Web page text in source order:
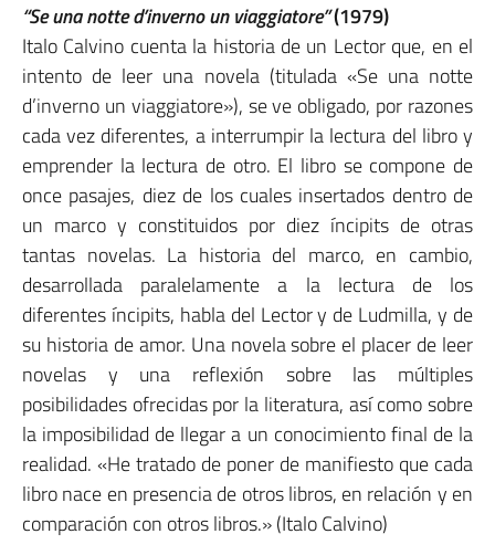
“Se una notte d’inverno un viaggiatore”(1979)
Italo Calvino cuenta la historia de un Lector que, en el
intento de leer una novela (titulada «Se una notte
d’inverno un viaggiatore»), se ve obligado, por razones
cada vez diferentes, a interrumpir la lectura del libro y
emprender la lectura de otro. El libro se compone de
once pasajes, diez de los cuales insertados dentro de
un marco y constituidos por diez íncipits de otras
tantas novelas. La historia del marco, en cambio,
desarrollada paralelamente a la lectura de los
diferentes íncipits, habla del Lector y de Ludmilla, y de
su historia de amor. Una novela sobre el placer de leer
novelas y una reflexión sobre las múltiples
posibilidades ofrecidas por la literatura, así como sobre
la imposibilidad de llegar a un conocimiento final de la
realidad. «He tratado de poner de manifiesto que cada
libro nace en presencia de otros libros, en relación y en
comparación con otros libros.» (Italo Calvino)